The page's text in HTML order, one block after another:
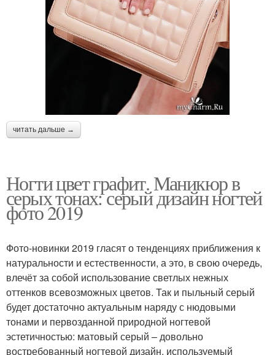
читать дальше →
Ногти цвет графит. Маникюр в
серых тонах: серый дизайн ногтей
фото 2019
Фото-новинки 2019 гласят о тенденциях приближения к
натуральности и естественности, а это, в свою очередь,
влечёт за собой использование светлых нежных
оттенков всевозможных цветов. Так и пыльный серый
будет достаточно актуальным наряду с нюдовыми
тонами и первозданной природной ногтевой
эстетичностью: матовый серый – довольно
востребованный ногтевой дизайн, используемый